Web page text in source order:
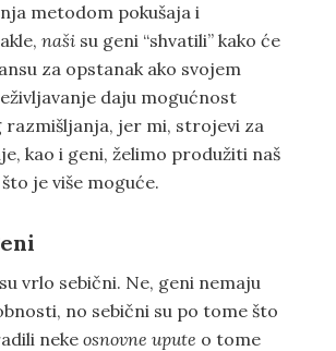
metodom pokušaja i
naši su geni “shvatili” kako će
za opstanak ako svojem
daju mogućnost
razmišljanja, jer mi, strojevi za
kao i geni, želimo produžiti naš
je više moguće.
vrlo sebični. Ne, geni nemaju
no sebični su po tome što
nekeosnovne upute o tome